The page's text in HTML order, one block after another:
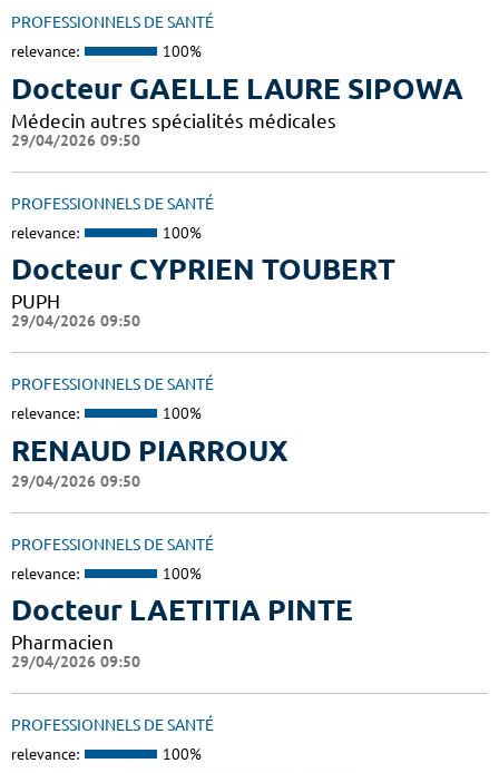
PROFESSIONNELS DE SANTÉ
relevance: 100%
Docteur GAELLE LAURE SIPOWA
Médecin autres spécialités médicales
29/04/2026 09:50
PROFESSIONNELS DE SANTÉ
relevance: 100%
Docteur CYPRIEN TOUBERT
PUPH
29/04/2026 09:50
PROFESSIONNELS DE SANTÉ
relevance: 100%
RENAUD PIARROUX
29/04/2026 09:50
PROFESSIONNELS DE SANTÉ
relevance: 100%
Docteur LAETITIA PINTE
Pharmacien
29/04/2026 09:50
PROFESSIONNELS DE SANTÉ
relevance: 100%